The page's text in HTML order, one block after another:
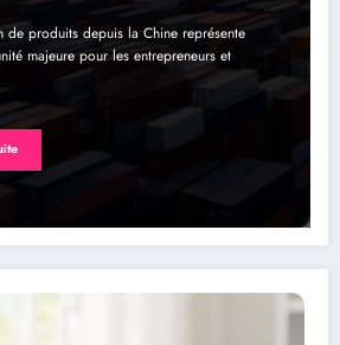
de produits depuis la Chine représente
majeure pour les entrepreneurs et